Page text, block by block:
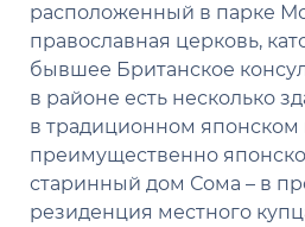
расположенный в парке
православная церковь,
бывшее Британское
в районе есть несколько
в традиционном японском
преимущественно
старинный дом Сома – в
резиденция местного